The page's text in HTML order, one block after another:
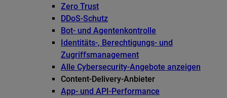
Zero Trust
DDoS-Schutz
Bot- und Agentenkontrolle
Identitäts-, Berechtigungs- und
Zugriffsmanagement
Alle Cybersecurity-Angebote anzeigen
Content-Delivery-Anbieter
App- und API-Performance